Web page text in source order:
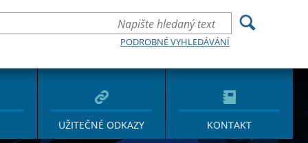
PODROBNÉ VYHLEDÁVÁNÍ
UŽITEČNÉ ODKAZY KONTAKT